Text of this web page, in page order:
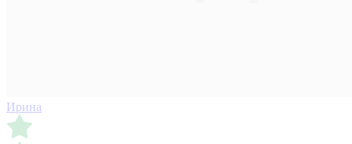
Ирина